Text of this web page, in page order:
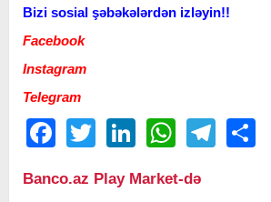
Bizi sosial şəbəkələrdən izləyin!!
Facebook
Instagram
Telegram
FacebookTwitter LinkedIn WhatsAppTelegram
Banco.az Play Market-də